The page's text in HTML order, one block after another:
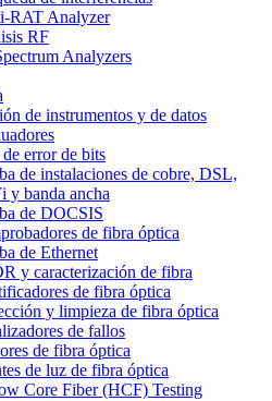
RAT Analyzer
RF
Analyzers
de instrumentos y de datos
de error de bits
de instalaciones de cobre, DSL,
y banda ancha
de DOCSIS
de fibra óptica
de Ethernet
y caracterización de fibra
de fibra óptica
y limpieza de fibra óptica
de fallos
de fibra óptica
de luz de fibra óptica
Core Fiber (HCF) Testing